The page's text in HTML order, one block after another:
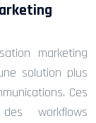
marketing
solution plus
Ces
workflows